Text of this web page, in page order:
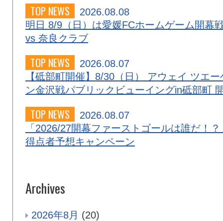
TOP NEWS
2026.08.08
明日 8/9（日）は愛媛FCホームゲーム開幕
vs 奈良クラブ
TOP NEWS
2026.08.07
【砥部町開催】8/30（日） アウェイ ツエー
ン金沢戦パブリックビューイングin砥部町
TOP NEWS
2026.08.07
「2026/27開幕ファーストゴールは誰だ！？
得点者予想キャンペーン
Archives
2026年8月 (20)